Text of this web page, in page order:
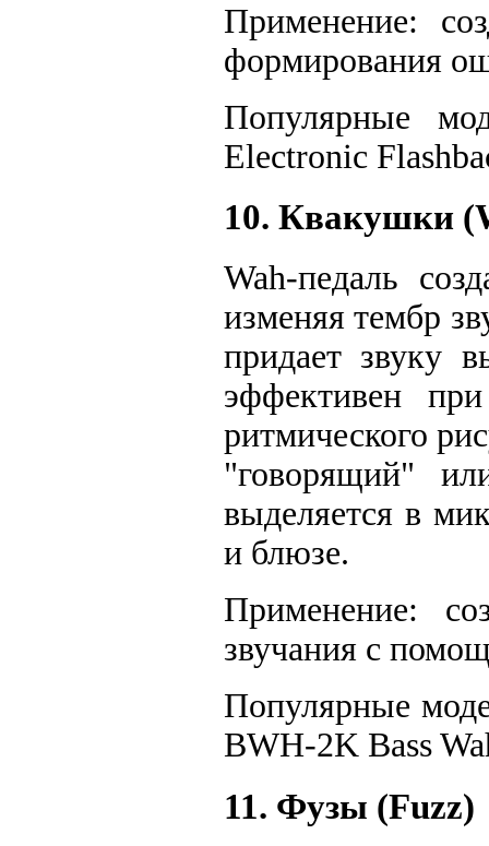
Применение:
формирования
Популярные
Electronic
10. Квакушки
Wah-педаль
изменяя тембр
придает звуку
эффективен
ритмического
"говорящий"
выделяется в
и блюзе.
Применение:
звучания с
Популярные
BWH-2K Bass
11. Фузы (Fuzz)